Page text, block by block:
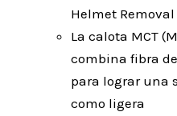
Helmet
La calota MCT
combina fibra
para lograr una
como ligera